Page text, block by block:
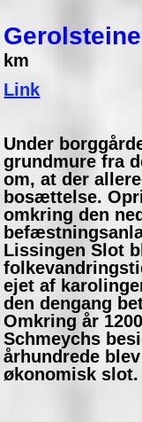
km
Link
Under
grundmure fra
om, at der
bosættelse.
omkring den
Lissingen Slot
ejet af
den dengang
Omkring år
Schmeychs
århundrede
økonomisk slot.